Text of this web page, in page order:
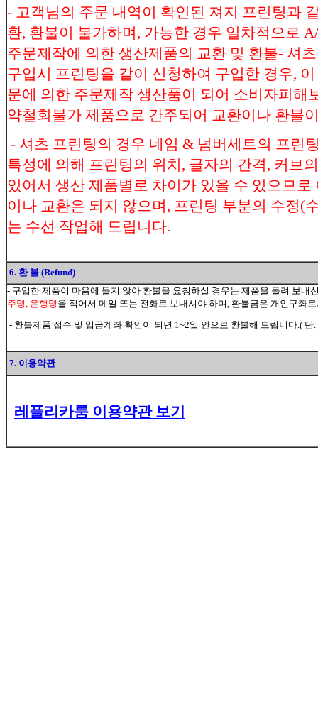
- 고객님의 주문 내역이 확인된 져지 프린팅과
환, 환불이 불가하며, 가능한 경우 일차적으로
주문제작에 의한 생산제품의 교환 및 환불- 셔
구입시 프린팅을 같이 신청하여 구입한 경우,
문에 의한 주문제작 생산품이 되어 소비자피해
약철회불가 제품으로 간주되어 교환이나 환불
- 셔츠 프린팅의 경우 네임 & 넘버세트의 프린
특성에 의해 프린팅의 위치, 글자의 간격, 커브
있어서 생산 제품별로 차이가 있을 수 있으므
이나 교환은 되지 않으며, 프린팅 부분의 수정(
는 수선 작업해 드립니다.
6. 환 불 (Refund)
- 구입한 제품이 마음에 들지 않아 환불을 요청하실 경우는 제품을 돌려 보내
주명, 은행명 을 적어서 메일 또는 전화로 보내셔야 하며, 환불금은 개인구좌
- 환불제품 접수 및 입금계좌 확인이 되면 1~2일 안으로 환불해 드립니다.(
7. 이용약관
레플리카룸 이용약관 보기